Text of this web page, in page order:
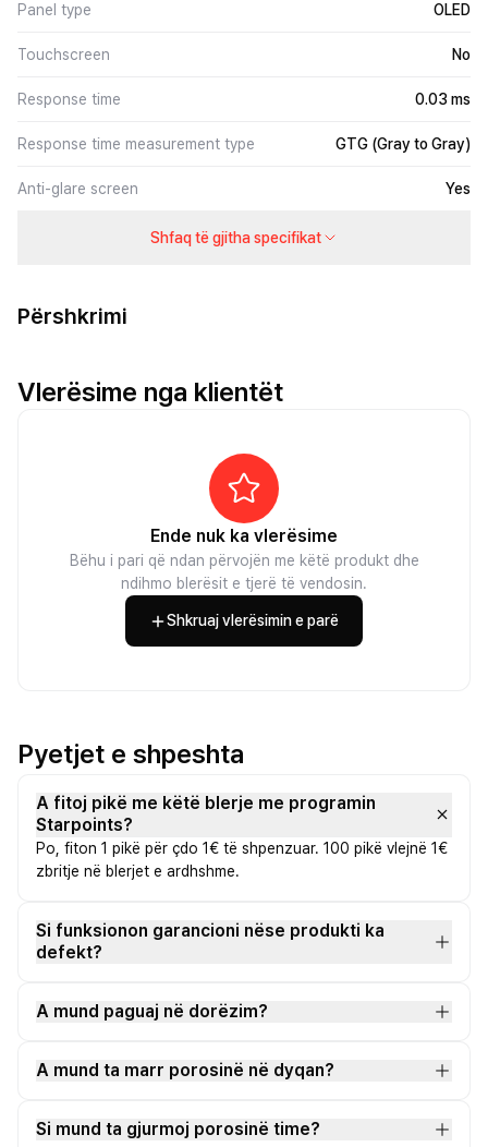
Panel type OLED
Touchscreen No
Response time 0.03 ms
Response time measurement type GTG (Gray to Gray)
Anti-glare screen Yes
Shfaq të gjitha specifikat
Përshkrimi
Vlerësime nga klientët
Ende nuk ka vlerësime
Bëhu i pari që ndan përvojën me këtë produkt dhe
ndihmo blerësit e tjerë të vendosin.
Shkruaj vlerësimin e parë
Pyetjet e shpeshta
A fitoj pikë me këtë blerje me programin
Starpoints?
Po, fiton 1 pikë për çdo 1€ të shpenzuar. 100 pikë vlejnë 1€
zbritje në blerjet e ardhshme.
Si funksionon garancioni nëse produkti ka
defekt?
A mund paguaj në dorëzim?
A mund ta marr porosinë në dyqan?
Si mund ta gjurmoj porosinë time?